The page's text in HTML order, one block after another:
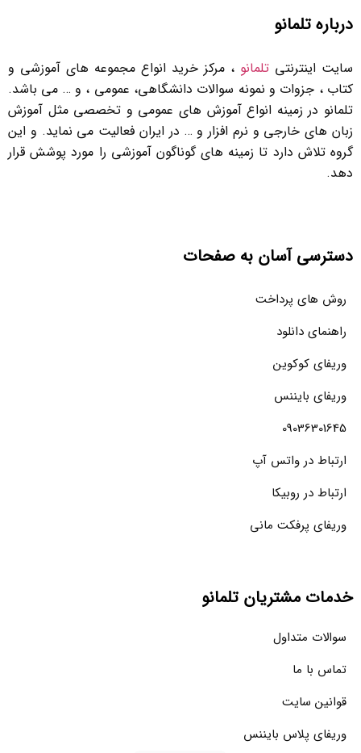
درباره تلمانو
سایت اینترنتی تلمانو ، مرکز خرید انواع مجموعه های آموزشی و
کتاب ، جزوات و نمونه سوالات دانشگاهی، عمومی ، و … می باشد.
تلمانو در زمینه انواع آموزش های عمومی و تخصصی مثل آموزش
زبان های خارجی و نرم افزار و … در ایران فعالیت می نماید. و این
گروه تلاش دارد تا زمینه های گوناگون آموزشی را مورد پوشش قرار
دهد.
دسترسی آسان به صفحات
روش های پرداخت
راهنمای دانلود
وریفای کوکوین
وریفای بایننس
09036301645
ارتباط در واتس آپ
ارتباط در روبیکا
وریفای پرفکت مانی
خدمات مشتریان تلمانو
سوالات متداول
تماس با ما
قوانین سایت
وریفای پلاس بایننس